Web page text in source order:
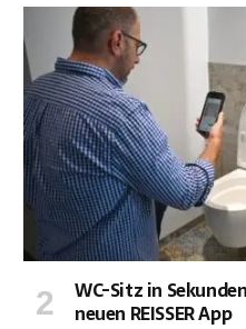
WC-Sitz in
neuen REISSER App